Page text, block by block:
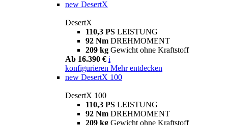
new DesertX
DesertX
110,3 PS LEISTUNG
92 Nm DREHMOMENT
209 kg Gewicht ohne Kraftstoff
Ab 16.390 € i
konfigurieren Mehr entdecken
new DesertX 100
DesertX 100
110,3 PS LEISTUNG
92 Nm DREHMOMENT
209 kg Gewicht ohne Kraftstoff